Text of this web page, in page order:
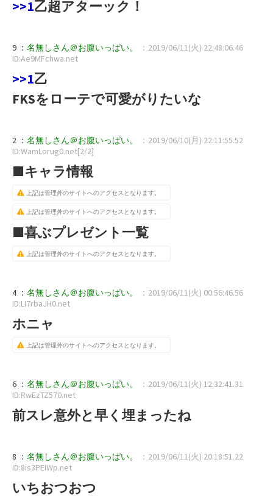
>>1乙超アターック！
9 ： 名無しさん＠お腹いっぱい。
：2019/06/11(火) 22:48:06.46
ID:Ae9MFchwa.net
>>1乙
FKSをローテで可愛がりたいな
2 ： 名無しさん＠お腹いっぱい。
：2019/06/10(月) 22:11:55.52
ID:WamLorug0.net[2/2]
■キャラ情報
上記は管理外のサイトへのアクセスとなります。
上記は管理外のサイトへのアクセスとなります。
■喜ぶプレゼント一覧
上記は管理外のサイトへのアクセスとなります。
4 ： 名無しさん＠お腹いっぱい。
：2019/06/11(火) 00:56:46.56
ID:LI7rbaJH0.net
ホニャ
上記は管理外のサイトへのアクセスとなります。
6 ： 名無しさん＠お腹いっぱい。
：2019/06/11(火) 12:32:41.31
ID:RwEzTZ570.net
前スレ意外と早く埋まったね
8 ： 名無しさん＠お腹いっぱい。
：2019/06/11(火) 20:18:51.22
ID:8is3PEIWp.net
いちおつおつ